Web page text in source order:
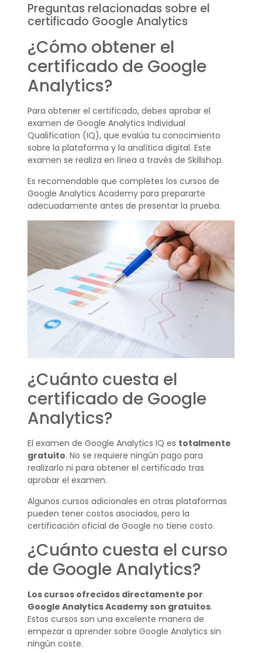
Preguntas relacionadas sobre el
certificado Google Analytics
¿Cómo obtener el
certificado de Google
Analytics?
Para obtener el certificado, debes aprobar el
examen de Google Analytics Individual
Qualification (IQ), que evalúa tu conocimiento
sobre la plataforma y la analítica digital. Este
examen se realiza en línea a través de Skillshop.
Es recomendable que completes los cursos de
Google Analytics Academy para prepararte
adecuadamente antes de presentar la prueba.
¿Cuánto cuesta el
certificado de Google
Analytics?
El examen de Google Analytics IQ es totalmente
gratuito. No se requiere ningún pago para
realizarlo ni para obtener el certificado tras
aprobar el examen.
Algunos cursos adicionales en otras plataformas
pueden tener costos asociados, pero la
certificación oficial de Google no tiene costo.
¿Cuánto cuesta el curso
de Google Analytics?
Los cursos ofrecidos directamente por
Google Analytics Academy son gratuitos.
Estos cursos son una excelente manera de
empezar a aprender sobre Google Analytics sin
ningún coste.